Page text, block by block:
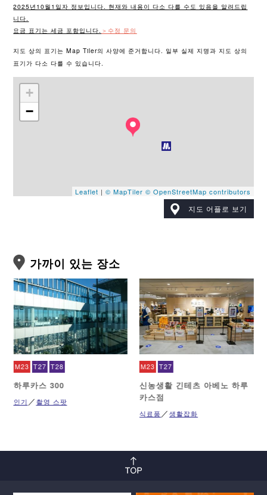
2025년10월1일자 정보입니다. 현재와 내용이 다소 다를 수도 있음을 알려드립
니다.
요금 표기는 세금 포함입니다. ＞수정 문의
지도 상의 표기는 Map Tiler의 사양에 준거합니다. 일부 실제 지명과 지도 상의
표기가 다소 다를 수 있습니다.
+
−
Leaflet | © MapTiler © OpenStreetMap contributors
지도 어플로 보기
가까이 있는 장소
M23 T27 T28
하루카스 300
인기 촬영 스팟
M23 T27
신농생활 긴테츠 아베노 하루
카스점
식료품 생활잡화